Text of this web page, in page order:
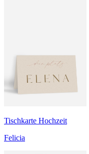
Tischkarte Hochzeit
Felicia